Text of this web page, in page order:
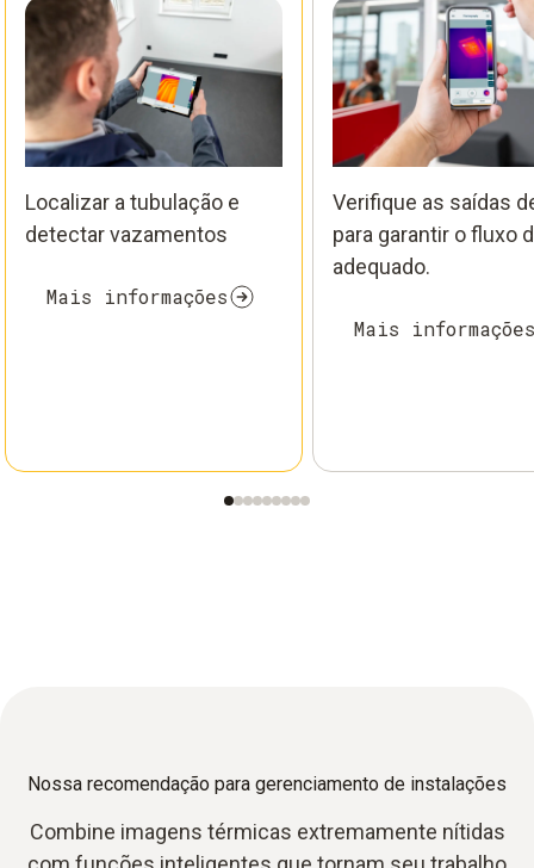
Localizar a tubulação e
detectar vazamentos
Mais informações
Verifique as saídas
para garantir o fluxo
adequado.
Mais informações
Nossa recomendação para gerenciamento de instalações
Combine imagens térmicas extremamente nítidas